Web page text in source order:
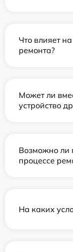
Что влияет
ремонта?
Может ли
устройство
Возможно ли
процессе
На каких